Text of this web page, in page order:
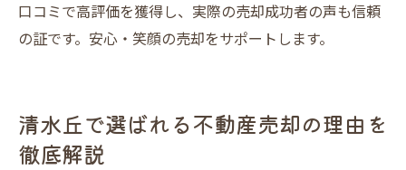
口コミで高評価を獲得し、実際の売却成功者の声も信頼
の証です。安心・笑顔の売却をサポートします。
清水丘で選ばれる不動産売却の理由を
徹底解説